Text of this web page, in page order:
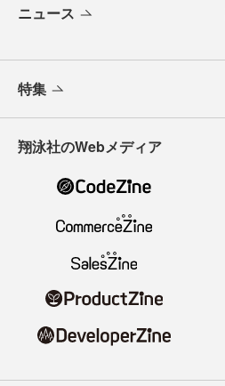
ニュース
特集
翔泳社のWebメディア